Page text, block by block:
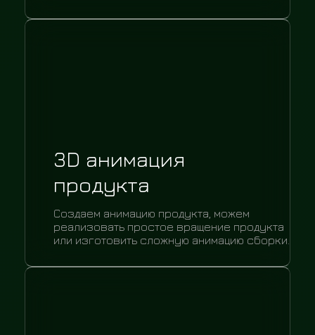
3D анимация
продукта
Создаем анимацию продукта, можем
реализовать простое вращение продукта
или изготовить сложную анимацию сборки.